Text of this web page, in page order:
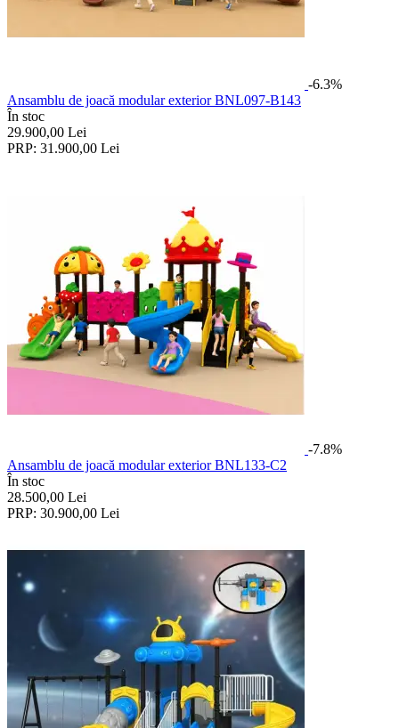
-6.3%
Ansamblu de joacă modular exterior BNL097-B143
În stoc
29.900,00 Lei
PRP: 31.900,00 Lei
-7.8%
Ansamblu de joacă modular exterior BNL133-C2
În stoc
28.500,00 Lei
PRP: 30.900,00 Lei